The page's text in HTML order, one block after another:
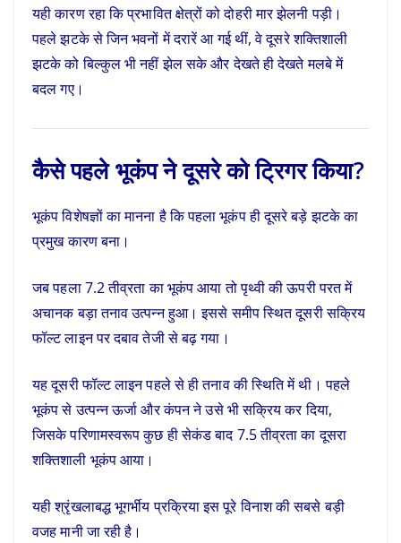
यही कारण रहा कि प्रभावित क्षेत्रों को दोहरी मार झेलनी पड़ी।
पहले झटके से जिन भवनों में दरारें आ गई थीं, वे दूसरे शक्तिशाली
झटके को बिल्कुल भी नहीं झेल सके और देखते ही देखते मलबे में
बदल गए।
कैसे पहले भूकंप ने दूसरे को ट्रिगर किया?
भूकंप विशेषज्ञों का मानना है कि पहला भूकंप ही दूसरे बड़े झटके का
प्रमुख कारण बना।
जब पहला 7.2 तीव्रता का भूकंप आया तो पृथ्वी की ऊपरी परत में
अचानक बड़ा तनाव उत्पन्न हुआ। इससे समीप स्थित दूसरी सक्रिय
फॉल्ट लाइन पर दबाव तेजी से बढ़ गया।
यह दूसरी फॉल्ट लाइन पहले से ही तनाव की स्थिति में थी। पहले
भूकंप से उत्पन्न ऊर्जा और कंपन ने उसे भी सक्रिय कर दिया,
जिसके परिणामस्वरूप कुछ ही सेकंड बाद 7.5 तीव्रता का दूसरा
शक्तिशाली भूकंप आया।
यही श्रृंखलाबद्ध भूगर्भीय प्रक्रिया इस पूरे विनाश की सबसे बड़ी
वजह मानी जा रही है।